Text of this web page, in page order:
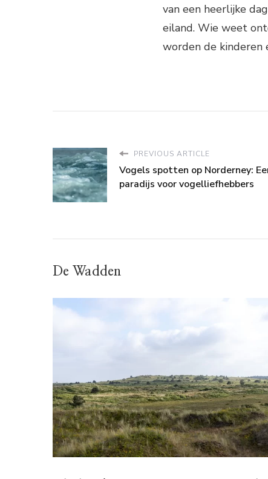
van een heerlijke
eiland. Wie weet
worden de kinderen
PREVIOUS ARTICLE
Vogels spotten op Norderney:
paradijs voor vogelliefhebbers
De Wadden